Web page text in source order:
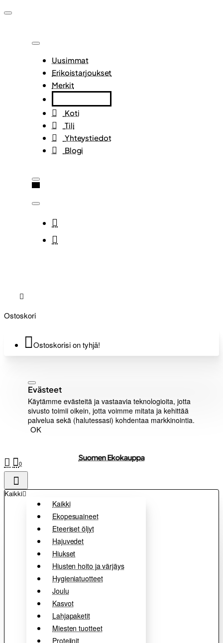
Uusimmat
Erikoistarjoukset
Merkit
Koti
Tili
Yhteystiedot
Blogi
Ostoskori
Ostoskorisi on tyhjä!
Evästeet
Käytämme evästeitä ja vastaavia teknologioita, jotta
sivusto toimii oikein, jotta voimme mitata ja kehittää
palvelua sekä (halutessasi) kohdentaa markkinointia.
OK
Suomen Ekokauppa
0
Kaikki
Kaikki
Ekopesuaineet
Eteeriset öljyt
Hajuvedet
Hiukset
Hiusten hoito ja värjäys
Hygieniatuotteet
Joulu
Kasvot
Lahjapaketit
Miesten tuotteet
Proteiinit